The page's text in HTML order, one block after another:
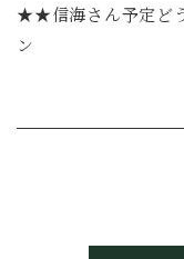
★★信海さん予定ど
ン